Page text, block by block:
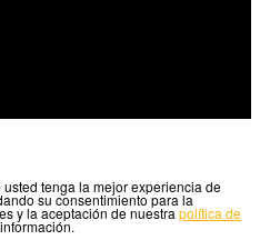
tenga la mejor experiencia de
su consentimiento para la
y la aceptación de nuestra política de